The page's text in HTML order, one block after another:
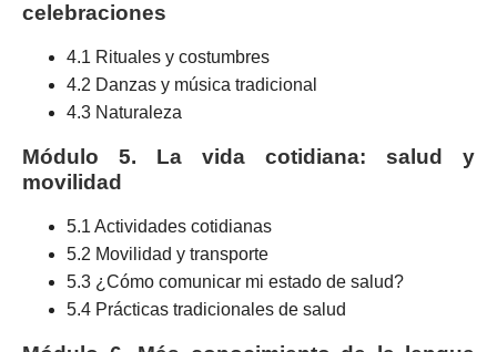
celebraciones
4.1 Rituales y costumbres
4.2 Danzas y música tradicional
4.3 Naturaleza
Módulo 5. La vida cotidiana: salud y
movilidad
5.1 Actividades cotidianas
5.2 Movilidad y transporte
5.3 ¿Cómo comunicar mi estado de salud?
5.4 Prácticas tradicionales de salud